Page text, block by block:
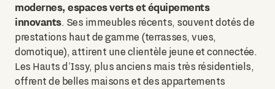
modernes, espaces verts et équipements
innovants. Ses immeubles récents, souvent dotés de
prestations haut de gamme (terrasses, vues,
domotique), attirent une clientèle jeune et connectée.
Les Hauts d’Issy, plus anciens mais très résidentiels,
offrent de belles maisons et des appartements